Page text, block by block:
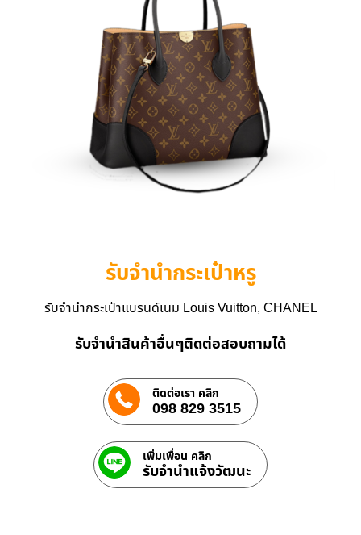
รับจำนำกระเป๋าหรู
รับจำนำกระเป๋าแบรนด์เนม Louis Vuitton, CHANEL
รับจำนำสินค้าอื่นๆติดต่อสอบถามได้
ติดต่อเรา คลิก
098 829 3515
เพิ่มเพื่อน คลิก
รับจํานําแจ้งวัฒนะ